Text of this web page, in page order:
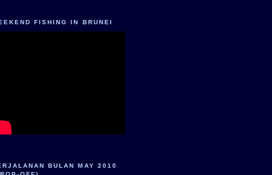
FISHING IN BRUNEI
BULAN MAY 2010